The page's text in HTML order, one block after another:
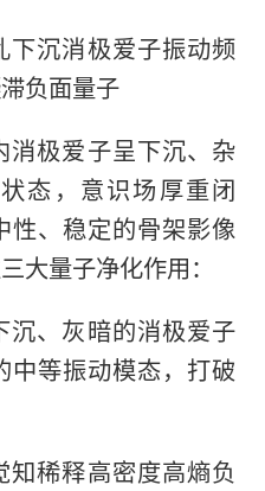
下沉消极爱子振动频
负面量子
消极爱子呈下沉、杂
态，意识场厚重闭
性、稳定的骨架影像
大量子净化作用：
沉、灰暗的消极爱子
中等振动模态，打破
稀释高密度高熵负